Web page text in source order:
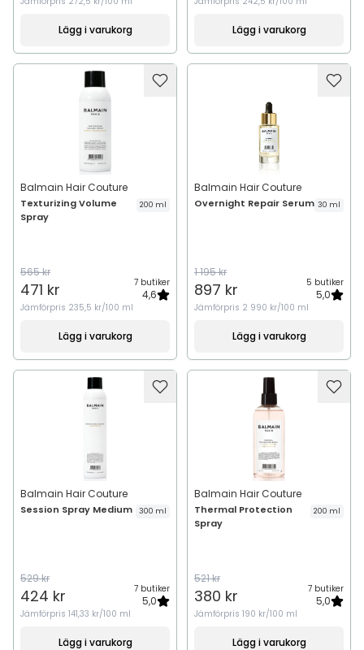
Lägg i varukorg Lägg i varukorg
Balmain Hair Couture
Texturizing Volume
Spray
200 ml
565 kr
471 kr 7 butiker
4,6
Jämförpris 235,5 kr/100 ml
Lägg i varukorg
Balmain Hair Couture
Overnight Repair Serum 30 ml
1 195 kr
897 kr 5 butiker
5,0
Jämförpris 2 990 kr/100 ml
Lägg i varukorg
Balmain Hair Couture
Session Spray Medium 300 ml
529 kr
424 kr 7 butiker
5,0
Jämförpris 141,33 kr/100 ml
Lägg i varukorg
Balmain Hair Couture
Thermal Protection
Spray
200 ml
521 kr
380 kr 7 butiker
5,0
Jämförpris 190 kr/100 ml
Lägg i varukorg